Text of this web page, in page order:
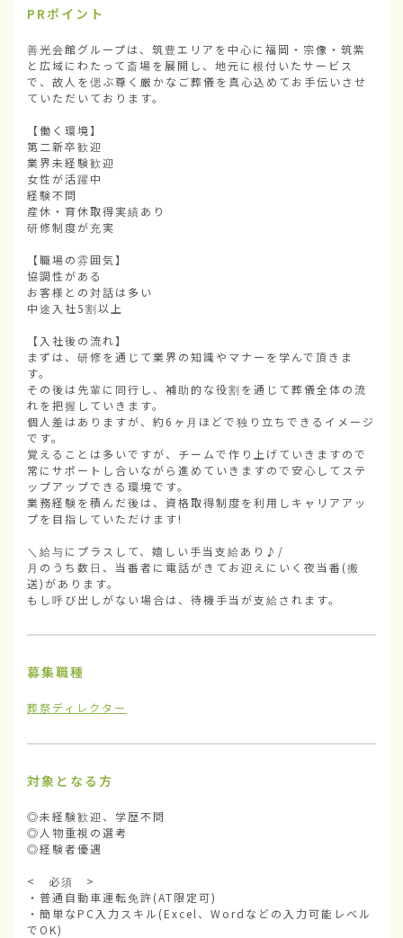
PRポイント
善光会館グループは、筑豊エリアを中心に福岡・宗像・筑紫
と広域にわたって斎場を展開し、地元に根付いたサービス
で、故人を偲ぶ尊く厳かなご葬儀を真心込めてお手伝いさせ
ていただいております。
【働く環境】
第二新卒歓迎
業界未経験歓迎
女性が活躍中
経験不問
産休・育休取得実績あり
研修制度が充実
【職場の雰囲気】
協調性がある
お客様との対話は多い
中途入社5割以上
【入社後の流れ】
まずは、研修を通じて業界の知識やマナーを学んで頂きま
す。
その後は先輩に同行し、補助的な役割を通じて葬儀全体の流
れを把握していきます。
個人差はありますが、約6ヶ月ほどで独り立ちできるイメージ
です。
覚えることは多いですが、チームで作り上げていきますので
常にサポートし合いながら進めていきますので安心してステ
ップアップできる環境です。
業務経験を積んだ後は、資格取得制度を利用しキャリアアッ
プを目指していただけます!
＼給与にプラスして、嬉しい手当支給あり♪/
月のうち数日、当番者に電話がきてお迎えにいく夜当番(搬
送)があります。
もし呼び出しがない場合は、待機手当が支給されます。
募集職種
葬祭ディレクター
対象となる方
◎未経験歓迎、学歴不問
◎人物重視の選考
◎経験者優遇
<　必須　>
・普通自動車運転免許(AT限定可)
・簡単なPC入力スキル(Excel、Wordなどの入力可能レベル
でOK)